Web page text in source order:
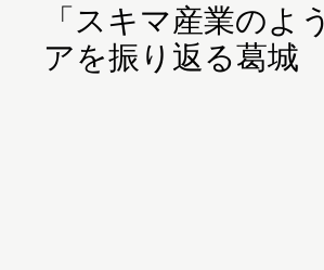
「スキマ産業の
アを振り返る葛城